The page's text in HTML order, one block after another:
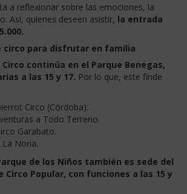
a reflexionar sobre las emociones, la
Así, quienes deseen asistir, la entrada
circo para disfrutar en familia
Circo continúa en el Parque Benegas,
a las 15 y 17. Por lo que, este finde
Circo (Córdoba).
a Todo Terreno.
Garabato.
Nona.
de los Niños también es sede del
Circo Popular, con funciones a las 15 y